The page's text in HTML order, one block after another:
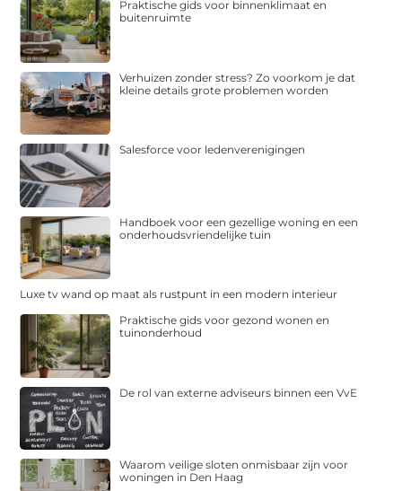
Praktische gids voor binnenklimaat en
buitenruimte
Verhuizen zonder stress? Zo voorkom je dat
kleine details grote problemen worden
Salesforce voor ledenverenigingen
Handboek voor een gezellige woning en een
onderhoudsvriendelijke tuin
Luxe tv wand op maat als rustpunt in een modern interieur
Praktische gids voor gezond wonen en
tuinonderhoud
De rol van externe adviseurs binnen een VvE
Waarom veilige sloten onmisbaar zijn voor
woningen in Den Haag